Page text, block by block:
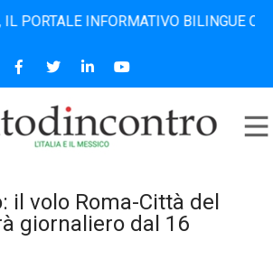
INFORMATIVO BILINGUE CHE
il volo Roma-Città del
giornaliero dal 16